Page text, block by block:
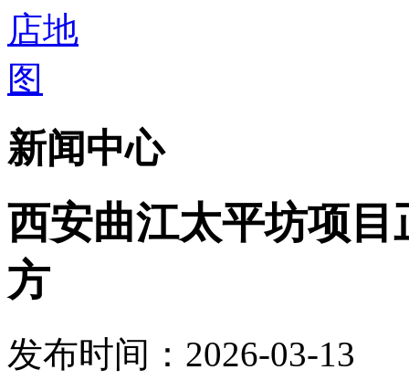
新闻中心
西安曲江太平坊项目
方
发布时间：2026-03-13